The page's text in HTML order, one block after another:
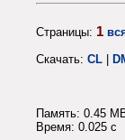
Страницы: 1
Скачать: CL |
Память: 0.45
Время: 0.025 c